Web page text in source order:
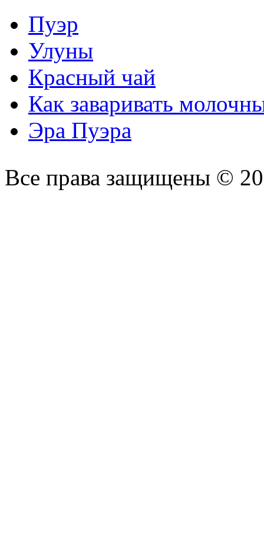
Пуэр
Улуны
Красный чай
Как заваривать
Эра Пуэра
Все права защищены ©